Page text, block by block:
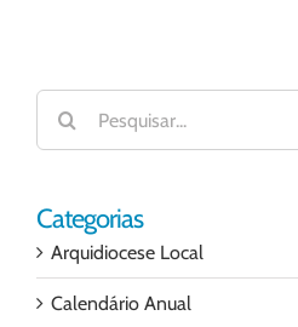
Buscar
resultados
para:
Categorias
Arquidiocese Local
Calendário Anual